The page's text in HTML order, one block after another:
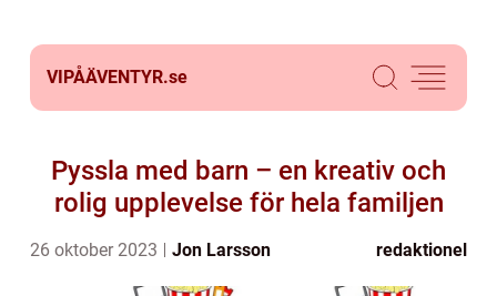
VIPÅÄVENTYR.se
Pyssla med barn – en kreativ och
rolig upplevelse för hela familjen
26 oktober 2023 Jon Larsson redaktionel